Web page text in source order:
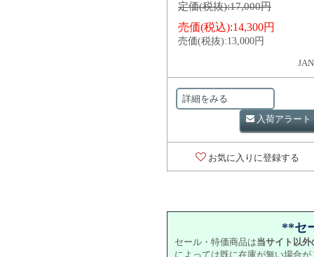
定価(税抜):17,000円
売価(税込):14,300円
売価(税抜):13,000円
詳細をみる
入荷アラート
お気に入りに登録する
**セ
セール・特価商品は当サイト以
によっては既に在庫が無い場合